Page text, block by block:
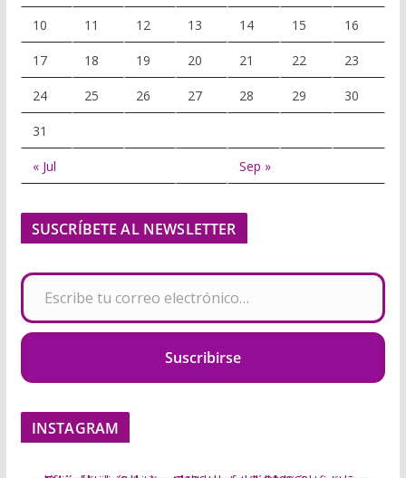
10 11 12 13 14 15 16
17 18 19 20 21 22 23
24 25 26 27 28 29 30
31
« Jul Sep »
SUSCRÍBETE AL NEWSLETTER
Escribe tu correo electrónico…
Suscribirse
INSTAGRAM